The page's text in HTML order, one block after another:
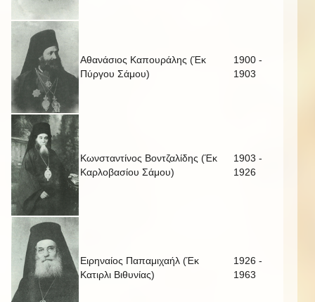
Αθανάσιος Καπουράλης (Έκ
Πύργου Σάμου)
1900 -
1903
Κωνσταντίνος Βοντζαλίδης (Έκ
Καρλοβασίου Σάμου)
1903 -
1926
Ειρηναίος Παπαμιχαήλ (Έκ
Κατιρλι Βιθυνίας)
1926 -
1963